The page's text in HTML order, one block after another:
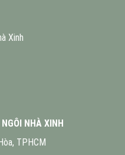
NHÀ XINH
TPHCM